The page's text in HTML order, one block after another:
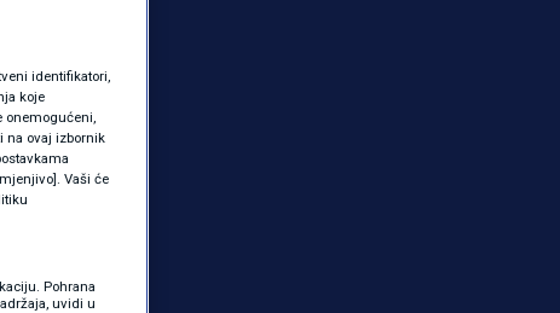
identifikatori,
koje
onemogućeni,
na ovaj izbornik
Vaši će
Pohrana
uvidi u